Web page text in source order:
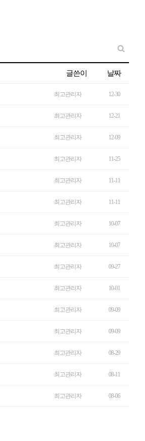
글쓴이 날짜
최고관리자 12-30
최고관리자 12-21
최고관리자 12-09
최고관리자 11-25
최고관리자 11-11
최고관리자 11-11
최고관리자 10-07
최고관리자 10-07
최고관리자 09-27
최고관리자 10-01
최고관리자 09-09
최고관리자 09-09
최고관리자 08-29
최고관리자 08-11
최고관리자 08-06